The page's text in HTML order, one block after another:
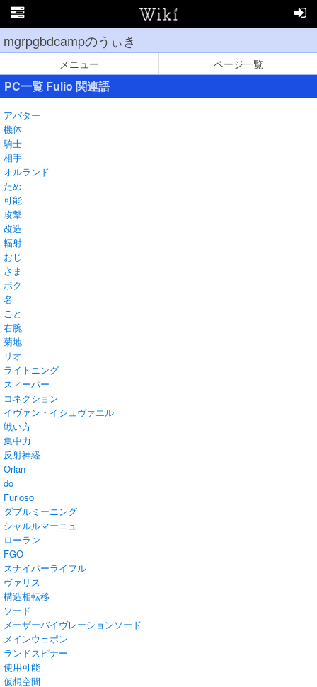
mgrpgbdcampのうぃき
メニュー ページ一覧
PC一覧 Fulio 関連語
アバター
機体
騎士
相手
オルランド
ため
可能
攻撃
改造
輻射
おじ
さま
ボク
名
こと
右腕
菊地
リオ
ライトニング
スィーパー
コネクション
イヴァン・イシュヴァエル
戦い方
集中力
反射神経
Orlan
do
Furioso
ダブルミーニング
シャルルマーニュ
ローラン
FGO
スナイパーライフル
ヴァリス
構造相転移
ソード
メーザーバイヴレーションソード
メインウェポン
ランドスピナー
使用可能
仮想空間